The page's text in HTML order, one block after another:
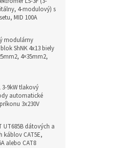
4-modulový) s
MID 100A
modulárny
ShNK 4x13 biely
4×35mm2,
3-9kW tlakový
automatické
3x230V
UT685B dátových a
káblov CAT5E,
alebo CAT8